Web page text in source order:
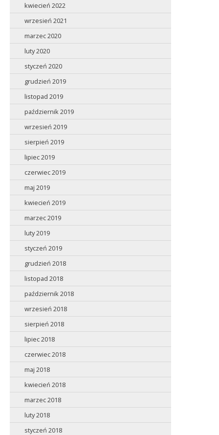
kwiecień 2022
wrzesień 2021
marzec 2020
luty 2020
styczeń 2020
grudzień 2019
listopad 2019
październik 2019
wrzesień 2019
sierpień 2019
lipiec 2019
czerwiec 2019
maj 2019
kwiecień 2019
marzec 2019
luty 2019
styczeń 2019
grudzień 2018
listopad 2018
październik 2018
wrzesień 2018
sierpień 2018
lipiec 2018
czerwiec 2018
maj 2018
kwiecień 2018
marzec 2018
luty 2018
styczeń 2018